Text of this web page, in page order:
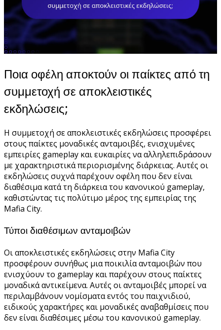
Ποια οφέλη αποκτούν οι παίκτες από τη
συμμετοχή σε αποκλειστικές
εκδηλώσεις;
Η συμμετοχή σε αποκλειστικές εκδηλώσεις προσφέρει
στους παίκτες μοναδικές ανταμοιβές, ενισχυμένες
εμπειρίες gameplay και ευκαιρίες να αλληλεπιδράσουν
με χαρακτηριστικά περιορισμένης διάρκειας. Αυτές οι
εκδηλώσεις συχνά παρέχουν οφέλη που δεν είναι
διαθέσιμα κατά τη διάρκεια του κανονικού gameplay,
καθιστώντας τις πολύτιμο μέρος της εμπειρίας της
Mafia City.
Τύποι διαθέσιμων ανταμοιβών
Οι αποκλειστικές εκδηλώσεις στην Mafia City
προσφέρουν συνήθως μια ποικιλία ανταμοιβών που
ενισχύουν το gameplay και παρέχουν στους παίκτες
μοναδικά αντικείμενα. Αυτές οι ανταμοιβές μπορεί να
περιλαμβάνουν νομίσματα εντός του παιχνιδιού,
ειδικούς χαρακτήρες και μοναδικές αναβαθμίσεις που
δεν είναι διαθέσιμες μέσω του κανονικού gameplay.